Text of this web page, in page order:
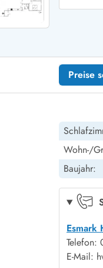
Preise
Wohn-/
Baujahr:
Esmark
E-Mail: